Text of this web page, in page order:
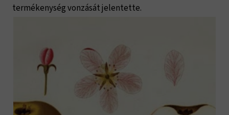
termékenység vonzását jelentette.